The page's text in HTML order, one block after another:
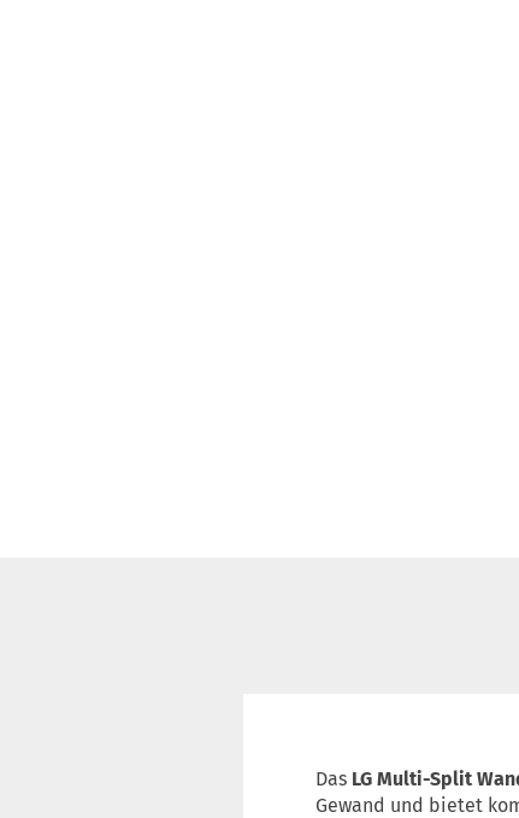
Das LG Multi-Split
Gewand und bietet